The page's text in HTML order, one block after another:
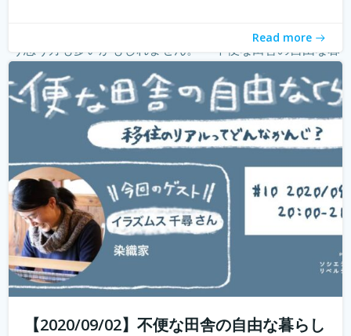
Read more
きました。 でも、田舎に自分が好きな仕事ってあるの？そ
う思う方も多いかもしれません。 「不便な田舎の自由な暮
らし」では、田舎で自分らし...
続きを読む
【2020/09/02】不便な田舎の自由な暮らし